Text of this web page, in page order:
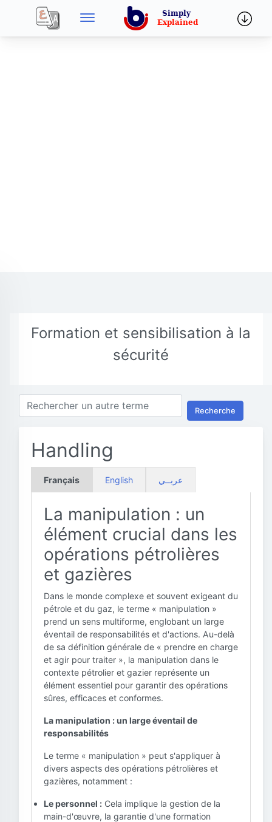
Formation et sensibilisation à la
sécurité
Recherche
Handling
Français English عربــي
La manipulation : un
élément crucial dans les
opérations pétrolières
et gazières
Dans le monde complexe et souvent exigeant du
pétrole et du gaz, le terme « manipulation »
prend un sens multiforme, englobant un large
éventail de responsabilités et d'actions. Au-delà
de sa définition générale de « prendre en charge
et agir pour traiter », la manipulation dans le
contexte pétrolier et gazier représente un
élément essentiel pour garantir des opérations
sûres, efficaces et conformes.
La manipulation : un large éventail de
responsabilités
Le terme « manipulation » peut s'appliquer à
divers aspects des opérations pétrolières et
gazières, notamment :
Le personnel : Cela implique la gestion de la
main-d'œuvre, la garantie d'une formation